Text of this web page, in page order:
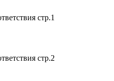
стр.1
стр.2